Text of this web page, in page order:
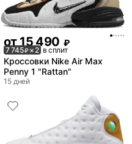
от15 490 ₽
7 745₽× 2 в сплит
Кроссовки Nike Air Max
Penny 1 "Rattan"
15 дней